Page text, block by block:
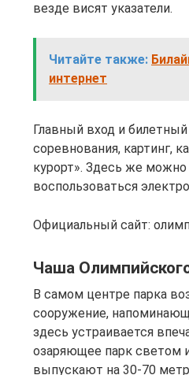
везде висят указатели.
Читайте также:
интернет
Главный вход и
соревнования, картинг,
курорт». Здесь же можно
воспользоваться
Официальный сайт:
Чаша
В самом центре парка
сооружение,
здесь устраивается
озаряющее парк светом
выпускают на 30-70